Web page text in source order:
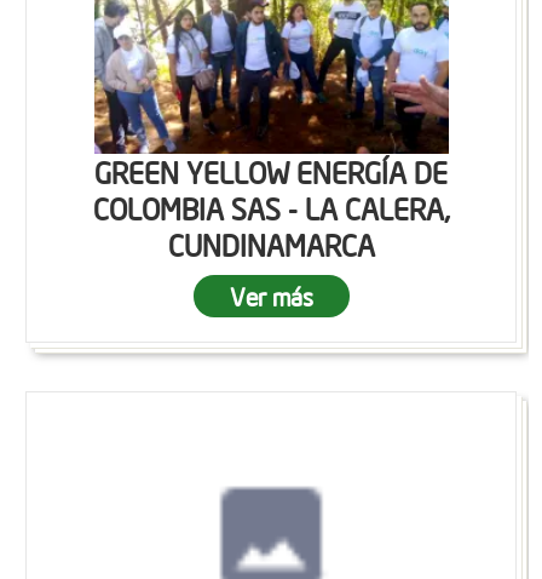
GREEN YELLOW ENERGÍA DE
COLOMBIA SAS - LA CALERA,
CUNDINAMARCA
Ver más